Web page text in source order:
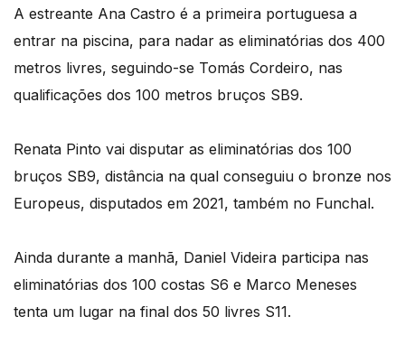
A estreante Ana Castro é a primeira portuguesa a
entrar na piscina, para nadar as eliminatórias dos 400
metros livres, seguindo-se Tomás Cordeiro, nas
qualificações dos 100 metros bruços SB9.
Renata Pinto vai disputar as eliminatórias dos 100
bruços SB9, distância na qual conseguiu o bronze nos
Europeus, disputados em 2021, também no Funchal.
Ainda durante a manhã, Daniel Videira participa nas
eliminatórias dos 100 costas S6 e Marco Meneses
tenta um lugar na final dos 50 livres S11.